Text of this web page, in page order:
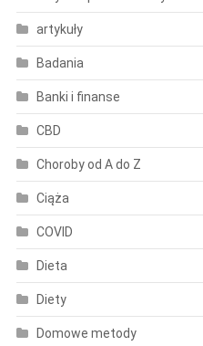
artykuły
Badania
Banki i finanse
CBD
Choroby od A do Z
Ciąża
COVID
Dieta
Diety
Domowe metody